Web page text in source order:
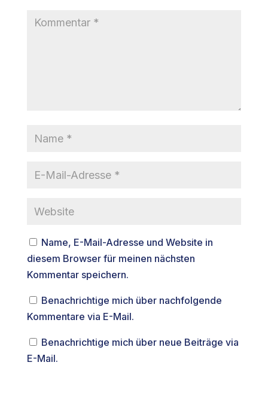
Name, E-Mail-Adresse und Website in
diesem Browser für meinen nächsten
Kommentar speichern.
Benachrichtige mich über nachfolgende
Kommentare via E-Mail.
Benachrichtige mich über neue Beiträge via
E-Mail.